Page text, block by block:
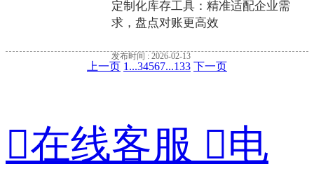
定制化库存工具：精准适配企业需
求，盘点对账更高效
发布时间 : 2026-02-13
上一页 1 ...34567...133 下一页
在线客服 电